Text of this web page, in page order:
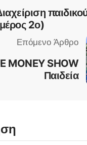
2ο)
MONEY SHOW
Παιδεία